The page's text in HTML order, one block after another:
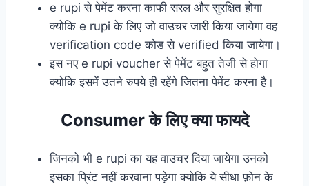
e rupi से पेमेंट करना काफी सरल और सुरक्षित होगा
क्योकि e rupi के लिए जो वाउचर जारी किया जायेगा वह
verification code कोड से verified किया जायेगा।
इस नए e rupi voucher से पेमेंट बहुत तेजी से होगा
क्योकि इसमें उतने रुपये ही रहेंगे जितना पेमेंट करना है।
Consumer के लिए क्या फायदे
जिनको भी e rupi का यह वाउचर दिया जायेगा उनको
इसका प्रिंट नहीं करवाना पड़ेगा क्योकि ये सीधा फ़ोन के